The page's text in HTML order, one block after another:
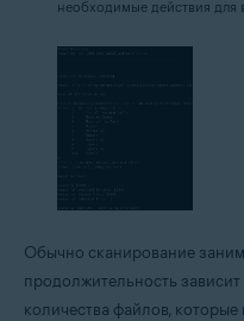
необходимые действия для
Обычно сканирование
продолжительность
количества файлов,